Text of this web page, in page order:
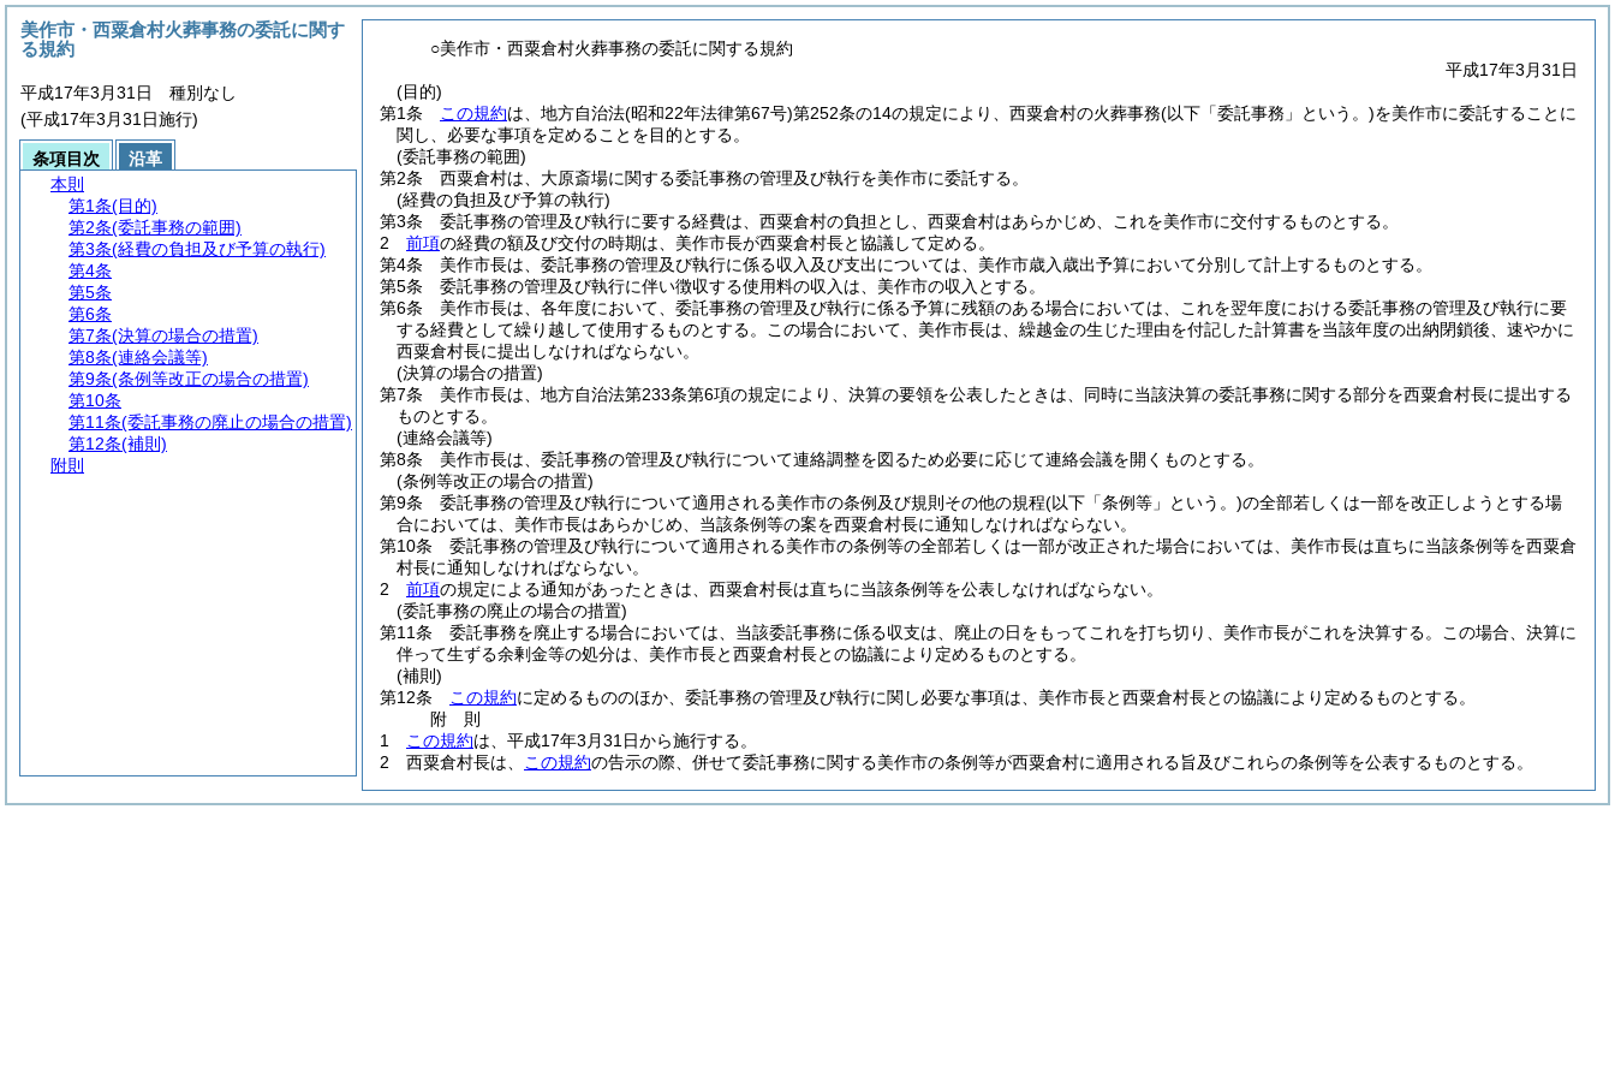
○美作市・西粟倉村火葬事務の委託に関する規約
平成17年3月31日
(目的)
第1条
この規約は、地方自治法(昭和22年法律第67号)第252条の14の規定により、西粟倉村の火葬事務(以下「委託事務」という。)を美作市に委託することに
関し、必要な事項を定めることを目的とする。
(委託事務の範囲)
第2条
西粟倉村は、大原斎場に関する委託事務の管理及び執行を美作市に委託する。
(経費の負担及び予算の執行)
第3条
委託事務の管理及び執行に要する経費は、西粟倉村の負担とし、西粟倉村はあらかじめ、これを美作市に交付するものとする。
2
前項の経費の額及び交付の時期は、美作市長が西粟倉村長と協議して定める。
第4条
美作市長は、委託事務の管理及び執行に係る収入及び支出については、美作市歳入歳出予算において分別して計上するものとする。
第5条
委託事務の管理及び執行に伴い徴収する使用料の収入は、美作市の収入とする。
第6条
美作市長は、各年度において、委託事務の管理及び執行に係る予算に残額のある場合においては、これを翌年度における委託事務の管理及び執行に要
する経費として繰り越して使用するものとする。
この場合において、美作市長は、繰越金の生じた理由を付記した計算書を当該年度の出納閉鎖後、速やかに
西粟倉村長に提出しなければならない。
(決算の場合の措置)
第7条
美作市長は、地方自治法第233条第6項の規定により、決算の要領を公表したときは、同時に当該決算の委託事務に関する部分を西粟倉村長に提出する
ものとする。
(連絡会議等)
第8条
美作市長は、委託事務の管理及び執行について連絡調整を図るため必要に応じて連絡会議を開くものとする。
(条例等改正の場合の措置)
第9条
委託事務の管理及び執行について適用される美作市の条例及び規則その他の規程(以下「条例等」という。)の全部若しくは一部を改正しようとする場
合においては、美作市長はあらかじめ、当該条例等の案を西粟倉村長に通知しなければならない。
第10条
委託事務の管理及び執行について適用される美作市の条例等の全部若しくは一部が改正された場合においては、美作市長は直ちに当該条例等を西粟倉
村長に通知しなければならない。
2
前項の規定による通知があったときは、西粟倉村長は直ちに当該条例等を公表しなければならない。
(委託事務の廃止の場合の措置)
第11条
委託事務を廃止する場合においては、当該委託事務に係る収支は、廃止の日をもってこれを打ち切り、美作市長がこれを決算する。
この場合、決算に
伴って生ずる余剰金等の処分は、美作市長と西粟倉村長との協議により定めるものとする。
(補則)
第12条
この規約に定めるもののほか、委託事務の管理及び執行に関し必要な事項は、美作市長と西粟倉村長との協議により定めるものとする。
附 則
1
この規約は、平成17年3月31日から施行する。
2
西粟倉村長は、 この規約の告示の際、併せて委託事務に関する美作市の条例等が西粟倉村に適用される旨及びこれらの条例等を公表するものとする。
美作市・西粟倉村火葬事務の委託に関す
る規約
平成17年3月31日 種別なし
(平成17年3月31日施行)
条項目次
沿革
本則
第1条(目的)
第2条(委託事務の範囲)
第3条(経費の負担及び予算の執行)
第4条
第5条
第6条
第7条(決算の場合の措置)
第8条(連絡会議等)
第9条(条例等改正の場合の措置)
第10条
第11条(委託事務の廃止の場合の措置)
第12条(補則)
附則